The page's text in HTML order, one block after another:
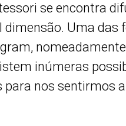
se encontra
Uma das
inúmeras
nos sentirmos